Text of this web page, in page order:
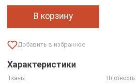
В корзину
Характеристики
Ткань:
Плотность: